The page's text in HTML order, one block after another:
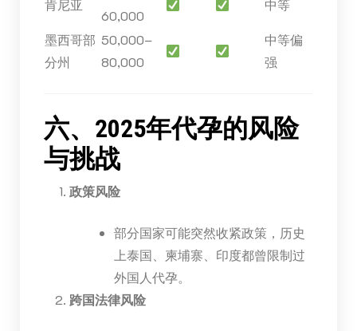
肯尼亚
60,000
中等
墨西哥部
分州
50,000–
80,000
中等偏
强
六、2025年代孕的风险
与挑战
政策风险
部分国家可能突然收紧政策，历史
上泰国、柬埔寨、印度都曾限制过
外国人代孕。
跨国法律风险